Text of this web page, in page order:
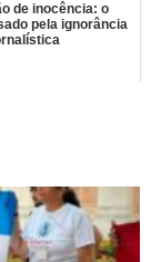
de inocência: o
pela ignorância